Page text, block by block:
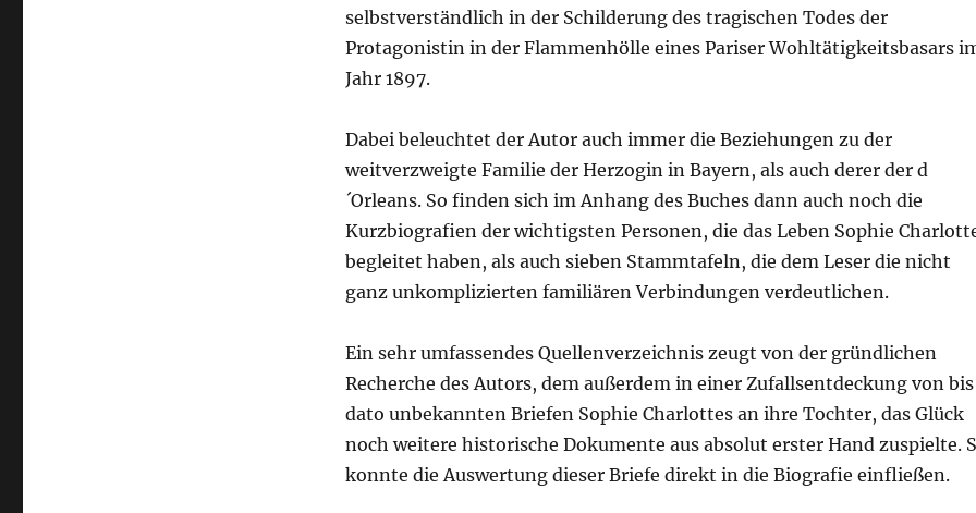
selbstverständlich in der Schilderung des tragischen Todes der
Protagonistin in der Flammenhölle eines Pariser Wohltätigkeitsbasars
Jahr 1897.
Dabei beleuchtet der Autor auch immer die Beziehungen zu der
weitverzweigte Familie der Herzogin in Bayern, als auch derer der d
´Orleans. So finden sich im Anhang des Buches dann auch noch die
Kurzbiografien der wichtigsten Personen, die das Leben Sophie
begleitet haben, als auch sieben Stammtafeln, die dem Leser die nicht
ganz unkomplizierten familiären Verbindungen verdeutlichen.
Ein sehr umfassendes Quellenverzeichnis zeugt von der gründlichen
Recherche des Autors, dem außerdem in einer Zufallsentdeckung von bis
dato unbekannten Briefen Sophie Charlottes an ihre Tochter, das Glück
noch weitere historische Dokumente aus absolut erster Hand zuspielte.
konnte die Auswertung dieser Briefe direkt in die Biografie einfließen.